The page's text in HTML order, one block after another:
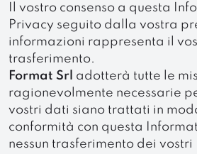
Il vostro consenso a questa
Privacy seguito dalla vostra
informazioni rappresenta il
trasferimento.
Format Srl adotterà tutte le
ragionevolmente necessarie
vostri dati siano trattati in
conformità con questa
nessun trasferimento dei vostri